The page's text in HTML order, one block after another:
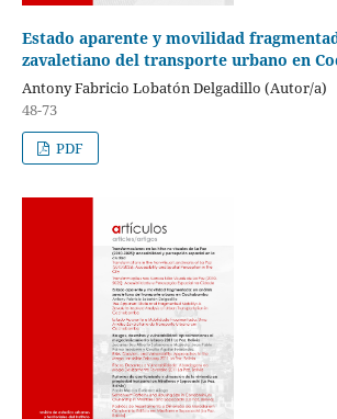
Estado aparente y movilidad
zavaletiano del transporte urbano en
Antony Fabricio Lobatón Delgadillo (Autor/a)
48-73
PDF